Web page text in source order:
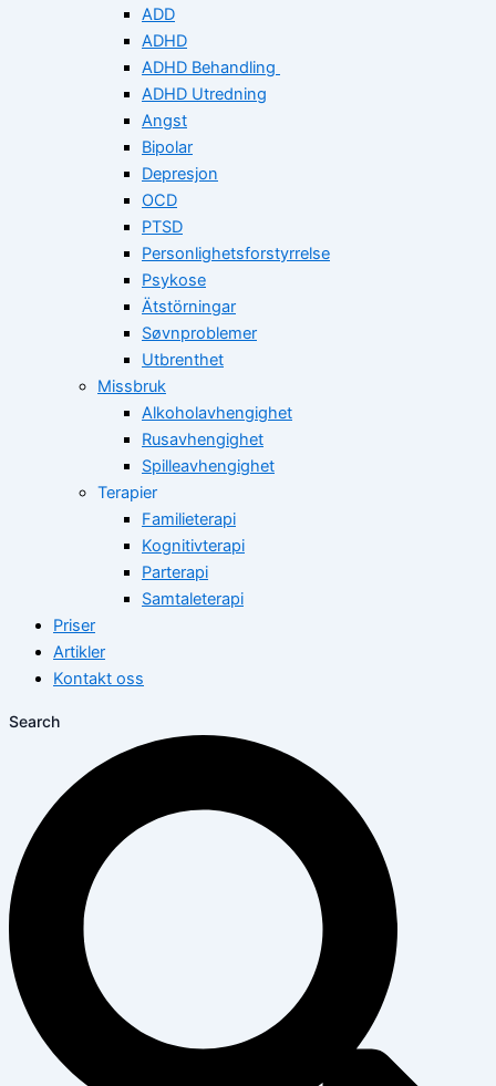
ADD
ADHD
ADHD Behandling
ADHD Utredning
Angst
Bipolar
Depresjon
OCD
PTSD
Personlighetsforstyrrelse
Psykose
Ätstörningar
Søvnproblemer
Utbrenthet
Missbruk
Alkoholavhengighet
Rusavhengighet
Spilleavhengighet
Terapier
Familieterapi
Kognitivterapi
Parterapi
Samtaleterapi
Priser
Artikler
Kontakt oss
Search